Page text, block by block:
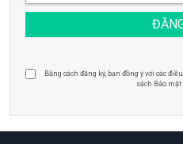
Bằng cách đăng ký, bạn đồng ý với các
sách Bảo mật